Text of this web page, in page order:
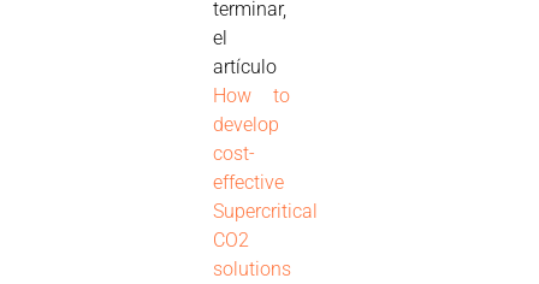
terminar,
el
artículo
How to
develop
cost-
effective
Supercritical
CO2
solutions